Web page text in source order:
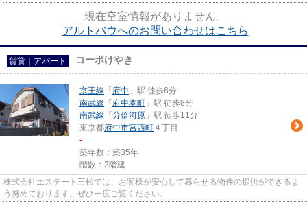
現在空室情報がありません。
アルトバウへのお問い合わせはこちら
賃貸｜アパート コーポけやき
京王線 「 府中 」駅 徒歩6分
南武線 「 府中本町 」駅 徒歩8分
南武線 「 分倍河原 」駅 徒歩11分
東京都府中市宮西町 ４丁目
-
築年数：築35年
階数：2階建
株式会社エステート三松では、お客様が安心して暮らせる物件の提供ができるよ
う努めております。ぜひ一度ご覧ください。